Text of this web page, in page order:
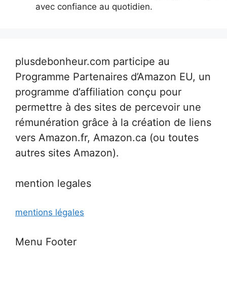
avec confiance au quotidien.
plusdebonheur.com participe au
Programme Partenaires d’Amazon EU, un
programme d’affiliation conçu pour
permettre à des sites de percevoir une
rémunération grâce à la création de liens
vers Amazon.fr, Amazon.ca (ou toutes
autres sites Amazon).
mention legales
mentions légales
Menu Footer